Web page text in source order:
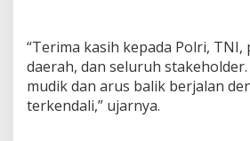
“Terima kasih kepada Polri, TNI,
daerah, dan seluruh
mudik dan arus balik berjalan
terkendali,” ujarnya.